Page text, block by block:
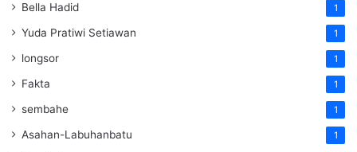
Bella Hadid 1
Yuda Pratiwi Setiawan 1
longsor 1
Fakta 1
sembahe 1
Asahan-Labuhanbatu 1